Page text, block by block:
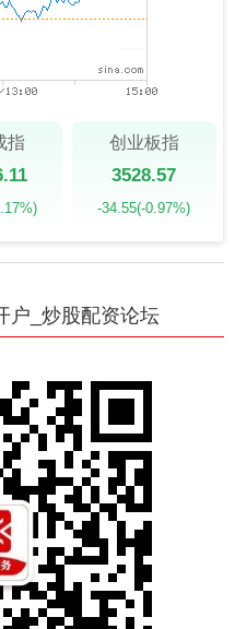
指 创业板指
3528.57
-34.55(-0.97%)
户_炒股配资论坛